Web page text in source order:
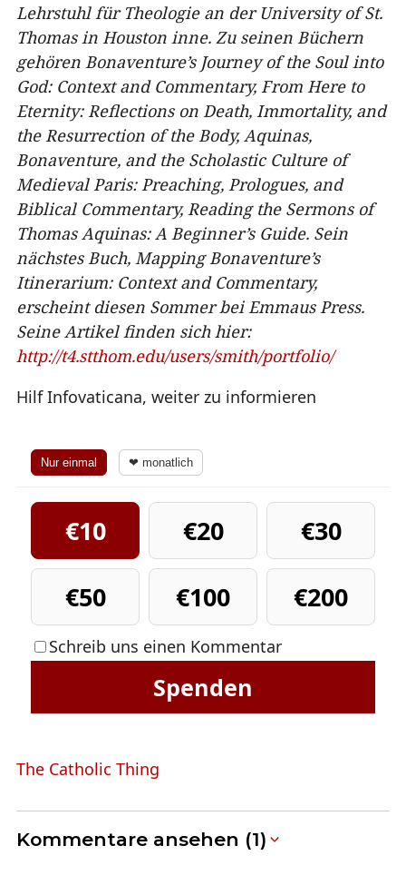
Lehrstuhl für Theologie an der University of St.
Thomas in Houston inne. Zu seinen Büchern
gehören Bonaventure’s Journey of the Soul into
God: Context and Commentary, From Here to
Eternity: Reflections on Death, Immortality, and
the Resurrection of the Body, Aquinas,
Bonaventure, and the Scholastic Culture of
Medieval Paris: Preaching, Prologues, and
Biblical Commentary, Reading the Sermons of
Thomas Aquinas: A Beginner’s Guide. Sein
nächstes Buch, Mapping Bonaventure’s
Itinerarium: Context and Commentary,
erscheint diesen Sommer bei Emmaus Press.
Seine Artikel finden sich hier:
http://t4.stthom.edu/users/smith/portfolio/
Hilf Infovaticana, weiter zu informieren
Nur einmal ❤ monatlich
€10 €20
€30
€50
€100 €200
Schreib uns einen Kommentar
Spenden
The Catholic Thing
Kommentare ansehen (1)